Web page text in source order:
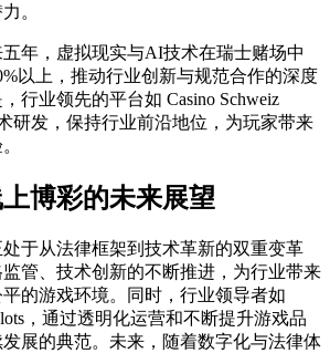
。
年，虚拟现实与AI技术在瑞士赌场中
以上，推动行业创新与规范合作的深度
行业领先的平台如 Casino Schweiz
研发，保持行业前沿地位，为玩家带来
博彩的未来展望
于从法律框架到技术革新的双重变革
管、技术创新的不断推进，为行业带来
的游戏环境。同时，行业领导者如
，通过透明化运营和不断提升游戏品
展的典范。未来，随着数字化与法律体